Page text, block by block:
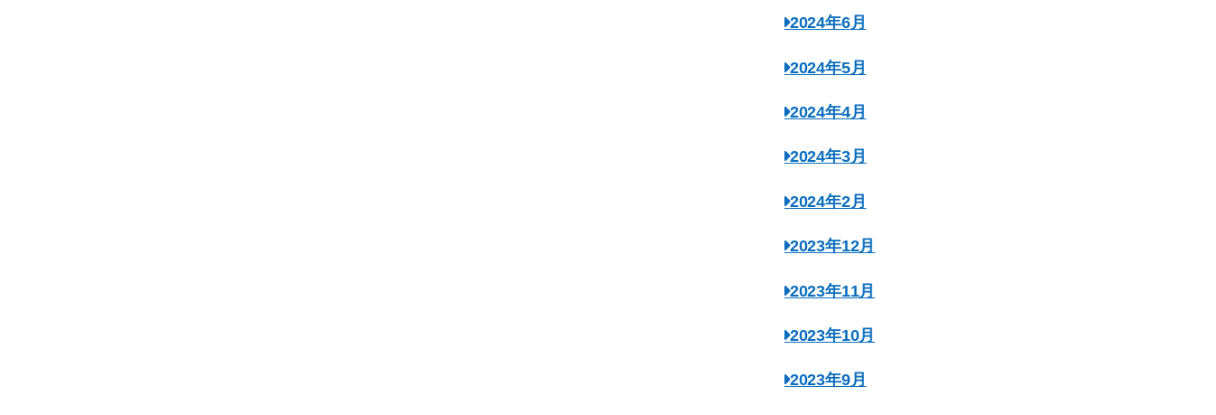
2024年6月
2024年5月
2024年4月
2024年3月
2024年2月
2023年12月
2023年11月
2023年10月
2023年9月